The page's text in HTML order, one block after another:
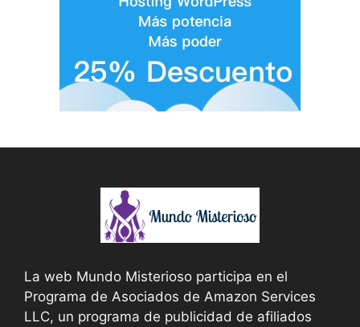
La web Mundo Misterioso participa en el
Programa de Asociados de Amazon Services
LLC, un programa de publicidad de afiliados